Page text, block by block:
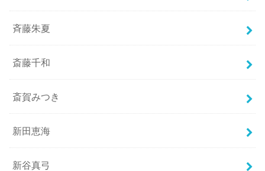
斉藤朱夏
斎藤千和
斎賀みつき
新田恵海
新谷真弓